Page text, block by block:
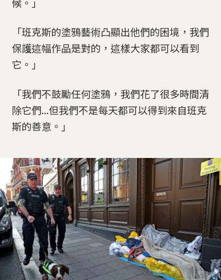
「班克斯的塗鴉藝術凸顯出他們的困境，我們
保護這幅作品是對的，這樣大家都可以看到
它。」
「我們不鼓勵任何塗鴉，我們花了很多時間清
除它們...但我們不是每天都可以得到來自班克
斯的善意。」